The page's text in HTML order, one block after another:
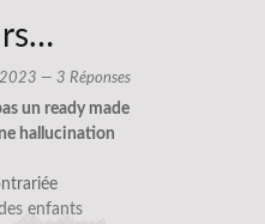
— 3 Réponses
un ready made
hallucination
des enfants